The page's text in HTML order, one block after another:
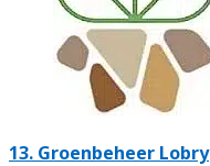
13. Groenbeheer Lobry